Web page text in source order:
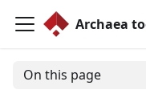
Archaea
On this page